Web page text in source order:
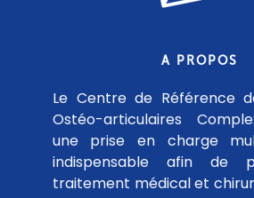
A PROPOS
Le Centre de Référence
Ostéo-articulaires
une prise en charge
indispensable afin de
traitement médical et